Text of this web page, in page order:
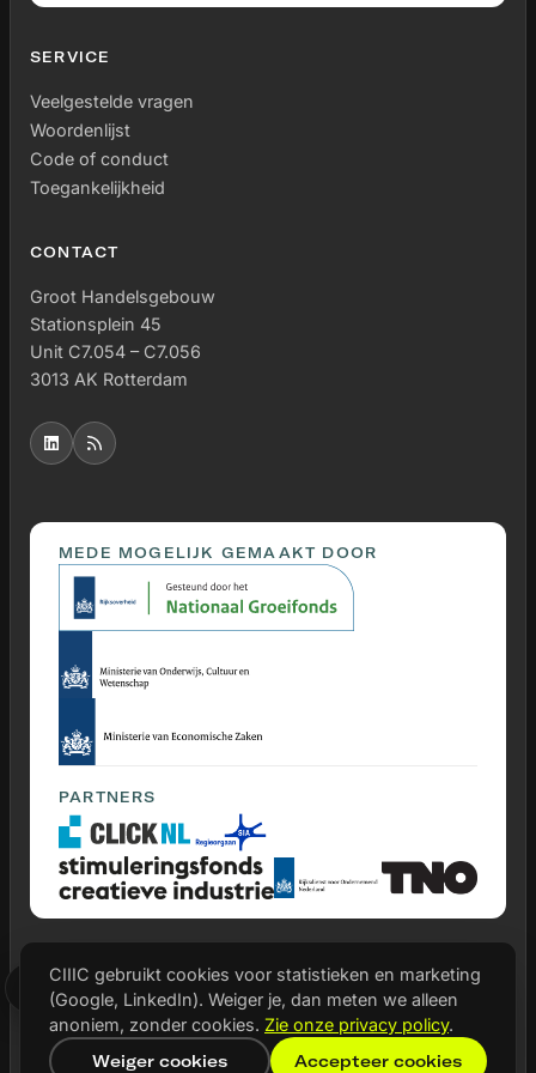
toekomstbewustzijn van Ahvenharju (2018) en de LIWC
tool (Boyd, 2022). De resultaten bieden inzicht in hoe
immersieve technologie kan bijdragen aan inclusieve
ethische dialoog en democratische besluitvorming.
SERVICE
Veelgestelde vragen
Woordenlijst
Code of conduct
Toegankelijkheid
CONTACT
Groot Handelsgebouw
Stationsplein 45
Unit C7.054 – C7.056
3013 AK Rotterdam
MEDE MOGELIJK GEMAAKT DOOR
PARTNERS
© 2026 CIIIC
Privacy statement
Cookie instellingen
CIIIC gebruikt cookies voor statistieken en marketing
(Google, LinkedIn). Weiger je, dan meten we alleen
anoniem, zonder cookies. Zie onze privacy policy.
Weiger cookies Accepteer cookies